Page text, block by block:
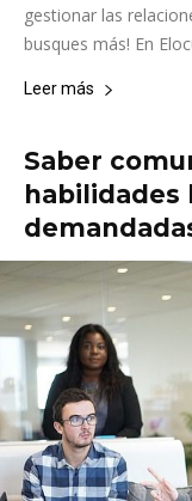
gestionar las
busques más! En
Leer más
Saber
habilidades